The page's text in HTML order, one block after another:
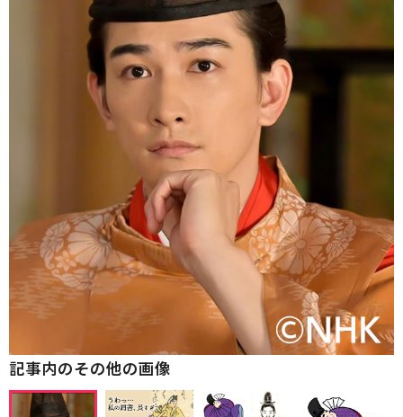
記事内のその他の画像